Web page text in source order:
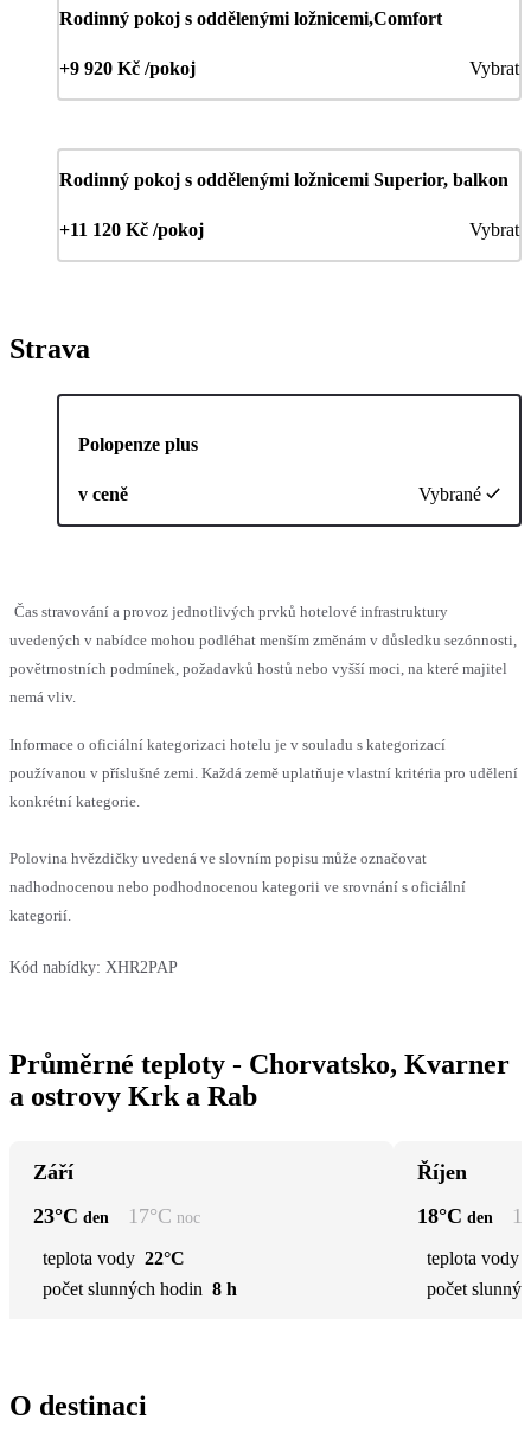
Rodinný pokoj s oddělenými ložnicemi,Comfort
+9 920 Kč /pokoj Vybrat
Rodinný pokoj s oddělenými ložnicemi Superior, balkon
+11 120 Kč /pokoj Vybrat
Strava
Polopenze plus
v ceně Vybrané
Čas stravování a provoz jednotlivých prvků hotelové infrastruktury
uvedených v nabídce mohou podléhat menším změnám v důsledku sezónnosti,
povětrnostních podmínek, požadavků hostů nebo vyšší moci, na které majitel
nemá vliv.
Informace o oficiální kategorizaci hotelu je v souladu s kategorizací
používanou v příslušné zemi. Každá země uplatňuje vlastní kritéria pro udělení
konkrétní kategorie.
Polovina hvězdičky uvedená ve slovním popisu může označovat
nadhodnocenou nebo podhodnocenou kategorii ve srovnání s oficiální
kategorií.
Kód nabídky: XHR2PAP
Průměrné teploty - Chorvatsko, Kvarner
a ostrovy Krk a Rab
Září
23°C den 17°C noc
teplota vody 22°C
počet slunných hodin 8 h
Říjen
18°C den
teplota vody
počet
O destinaci